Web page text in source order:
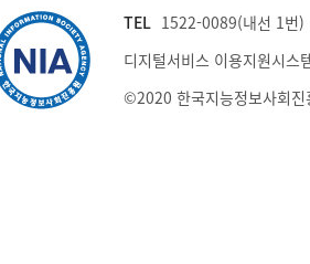
TEL 1522-0089(내선 1번
디지털서비스 이용지원시스
©2020 한국지능정보사회진